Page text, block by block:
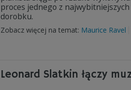
proces jednego z
dorobku.
Zobacz więcej na temat: Maurice Ravel
Leonard Slatkin łączy